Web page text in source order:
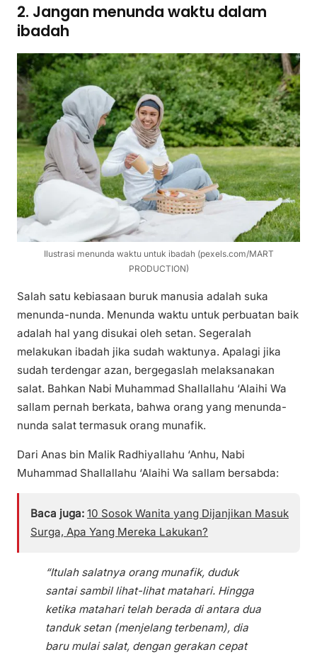
2. Jangan menunda waktu dalam
ibadah
Ilustrasi menunda waktu untuk ibadah (pexels.com/MART
PRODUCTION)
Salah satu kebiasaan buruk manusia adalah suka
menunda-nunda. Menunda waktu untuk perbuatan baik
adalah hal yang disukai oleh setan. Segeralah
melakukan ibadah jika sudah waktunya. Apalagi jika
sudah terdengar azan, bergegaslah melaksanakan
salat. Bahkan Nabi Muhammad Shallallahu ‘Alaihi Wa
sallam pernah berkata, bahwa orang yang menunda-
nunda salat termasuk orang munafik.
Dari Anas bin Malik Radhiyallahu ‘Anhu, Nabi
Muhammad Shallallahu ‘Alaihi Wa sallam bersabda:
Baca juga: 10 Sosok Wanita yang Dijanjikan Masuk
Surga, Apa Yang Mereka Lakukan?
“Itulah salatnya orang munafik, duduk
santai sambil lihat-lihat matahari. Hingga
ketika matahari telah berada di antara dua
tanduk setan (menjelang terbenam), dia
baru mulai salat, dengan gerakan cepat